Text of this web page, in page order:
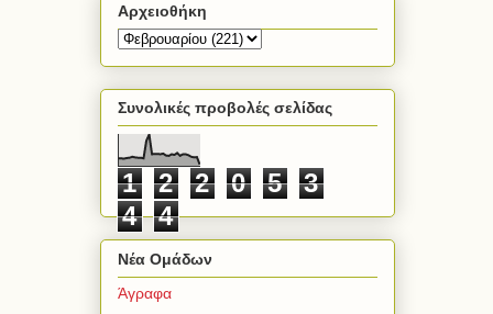
Αρχειοθήκη
Συνολικές προβολές σελίδας
1 2 2 0 5
3
4
4
Νέα Ομάδων
Άγραφα